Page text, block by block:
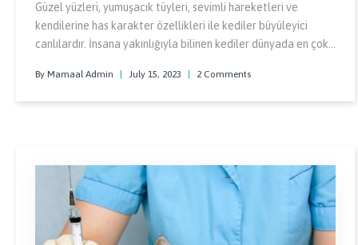
Güzel yüzleri, yumuşacık tüyleri, sevimli hareketleri ve
kendilerine has karakter özellikleri ile kediler büyüleyici
canlılardır. İnsana yakınlığıyla bilinen kediler dünyada en çok
By Mamaal Admin July 15, 2023 2 Comments